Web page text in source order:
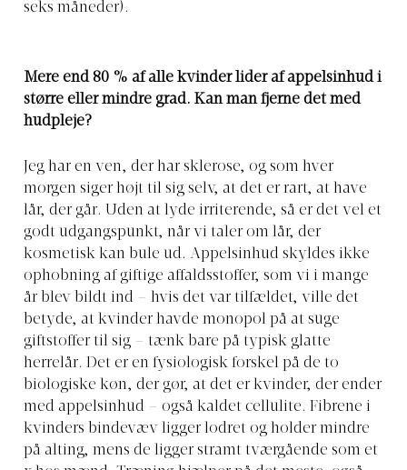
seks måneder).
Mere end 80 % af alle kvinder lider af appelsinhud i
større eller mindre grad. Kan man fjerne det med
hudpleje?
Jeg har en ven, der har sklerose, og som hver
morgen siger højt til sig selv, at det er rart, at have
lår, der går. Uden at lyde irriterende, så er det vel et
godt udgangspunkt, når vi taler om lår, der
kosmetisk kan bule ud. Appelsinhud skyldes ikke
ophobning af giftige affaldsstoffer, som vi i mange
år blev bildt ind – hvis det var tilfældet, ville det
betyde, at kvinder havde monopol på at suge
giftstoffer til sig – tænk bare på typisk glatte
herrelår. Det er en fysiologisk forskel på de to
biologiske køn, der gør, at det er kvinder, der ender
med appelsinhud – også kaldet cellulite. Fibrene i
kvinders bindevæv ligger lodret og holder mindre
på alting, mens de ligger stramt tværgående som et